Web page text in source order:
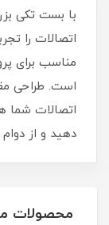
اتصالات را
مناسب برای
است. طراحی
اتصالات شما
دهید و از
محصولات